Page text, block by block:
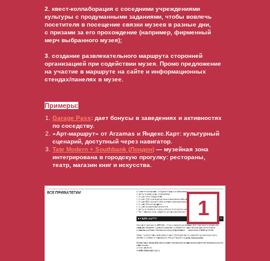
2. квест-коллаборация с соседними учреждениями
культуры с продуманными заданиями, чтобы вовлечь
посетителя в посещение связки музеев в разные дни,
с призами за его прохождение (например, фирменный
мерч выбранного музея);
3. создание развлекательного маршрута сторонней
организацией при содействии музея. Промо предложение
на участие в маршруте на сайте и информационных
стендах/панелях в музее.
Garage Pass: дает бонусы в заведениях и активностях
по соседству.
«Арт-маршрут» от Arzamas и Яндекс.Карт: культурный
сценарий, доступный через навигатор.
Tate Modern + Southbank (Лондон) — музейная зона
интегрирована в городскую прогулку: рестораны,
театр, магазин книг и искусства.
Примеры:
1